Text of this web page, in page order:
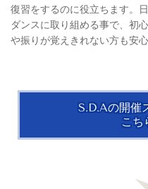
復習をするのに役立ちます。
ダンスに取り組める事で、初
や振りが覚えきれない方も安心
S.D.Aの開催
こち